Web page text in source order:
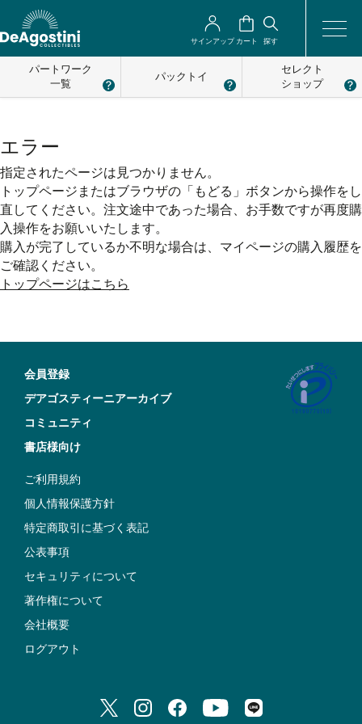
サインアップ カート 探す
パートワーク
一覧
パックトイ
セレクト
ショップ
エラー
指定されたページは見つかりません。
トップページまたはブラウザの「もどる」ボタンから操作をし
直してください。注文途中であった場合、お手数ですが再度購
入操作をお願いいたします。
購入が完了しているか不明な場合は、マイページの購入履歴を
ご確認ください。
トップページはこちら
会員登録
デアゴスティーニアーカイブ
コミュニティ
書店様向け
ご利用規約
個人情報保護方針
特定商取引に基づく表記
公表事項
セキュリティについて
著作権について
会社概要
ログアウト